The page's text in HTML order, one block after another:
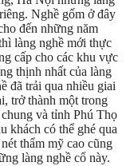
Nghề gốm ở đây
đến những năm
làng nghề mới thực
cấp cho các khu vực
thịnh nhất của làng
đã trải qua nhiều giai
trở thành một trong
và tỉnh Phú Thọ
khách có thể ghé qua
thẩm mỹ cao cũng
làng nghề cổ này.